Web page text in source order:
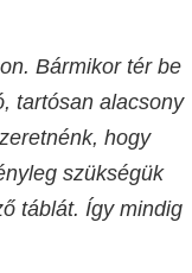
Bármikor tér be
tartósan alacsony
hogy
szükségük
táblát. Így mindig